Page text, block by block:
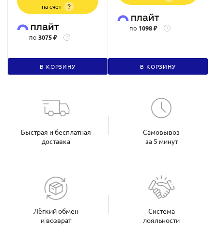
на счет
?
по 3075 ₽ ?
В КОРЗИНУ
по 1098 ₽ ?
В КОРЗИНУ
Быстрая и бесплатная
доставка
Самовывоз
за 5 минут
Лёгкий обмен
и возврат
Система
лояльности